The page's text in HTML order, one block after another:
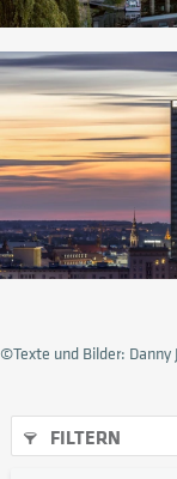
©Texte und Bilder:
FILTERN